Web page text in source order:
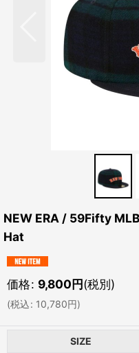
NEW ERA / 59Fifty
Hat
価格: 9,800円(税別)
(税込: 10,780円)
SIZE